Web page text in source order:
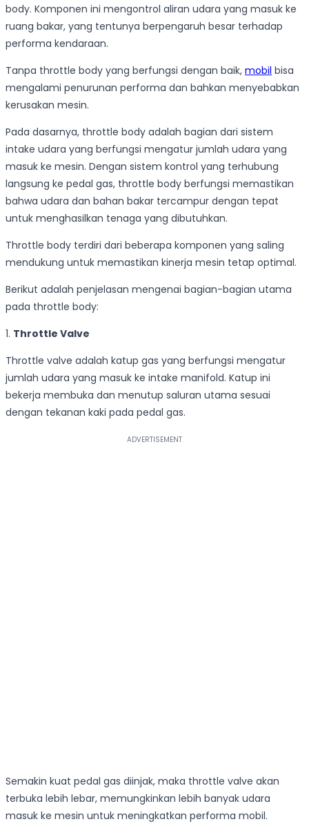
body. Komponen ini mengontrol aliran udara yang masuk ke
ruang bakar, yang tentunya berpengaruh besar terhadap
performa kendaraan.
Tanpa throttle body yang berfungsi dengan baik, mobil bisa
mengalami penurunan performa dan bahkan menyebabkan
kerusakan mesin.
Pada dasarnya, throttle body adalah bagian dari sistem
intake udara yang berfungsi mengatur jumlah udara yang
masuk ke mesin. Dengan sistem kontrol yang terhubung
langsung ke pedal gas, throttle body berfungsi memastikan
bahwa udara dan bahan bakar tercampur dengan tepat
untuk menghasilkan tenaga yang dibutuhkan.
Throttle body terdiri dari beberapa komponen yang saling
mendukung untuk memastikan kinerja mesin tetap optimal.
Berikut adalah penjelasan mengenai bagian-bagian utama
pada throttle body:
1. Throttle Valve
Throttle valve adalah katup gas yang berfungsi mengatur
jumlah udara yang masuk ke intake manifold. Katup ini
bekerja membuka dan menutup saluran utama sesuai
dengan tekanan kaki pada pedal gas.
Semakin kuat pedal gas diinjak, maka throttle valve akan
terbuka lebih lebar, memungkinkan lebih banyak udara
masuk ke mesin untuk meningkatkan performa mobil.